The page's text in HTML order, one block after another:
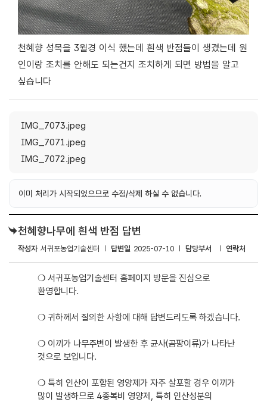
천혜향 성목을 3월경 이식 했는데 흰색 반점들이 생겼는데 원
인이랑 조치를 안해도 되는건지 조치하게 되면 방법을 알고
싶습니다
IMG_7073.jpeg
IMG_7071.jpeg
IMG_7072.jpeg
이미 처리가 시작되었으므로 수정/삭제 하실 수 없습니다.
천혜향나무에 흰색 반점 답변
작성자 서귀포농업기술센터 답변일 2025-07-10 담당부서 연락처
❍ 서귀포농업기술센터 홈페이지 방문을 진심으로
환영합니다.
❍ 귀하께서 질의한 사항에 대해 답변드리도록 하겠습니다.
❍ 이끼가 나무주변이 발생한 후 균사(곰팡이류)가 나타난
것으로 보입니다.
❍ 특히 인산이 포함된 영양제가 자주 살포할 경우 이끼가
많이 발생하므로 4종복비 영양제, 특히 인산성분의